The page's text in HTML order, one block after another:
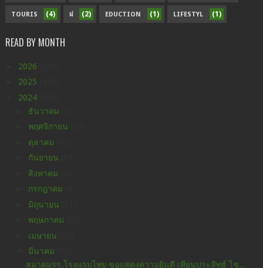
TOURIS (4) ฝ (2) EDUCTION (1) LIFESTYL (1)
READ BY MONTH
2026
2025
2024
ธันวาคม
พฤศจิกายน
ตุลาคม
กันยายน
สิงหาคม
กรกฎาคม
มิถุนายน
พฤษภาคม
เมษายน
มีนาคม
สมาคมรร.โรงแรมไทย ขอแสดงความยินดี เทียนประสิทธ์ ไช...